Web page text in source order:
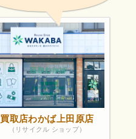
買取店わかば上田原店
（リサイクル ショップ）